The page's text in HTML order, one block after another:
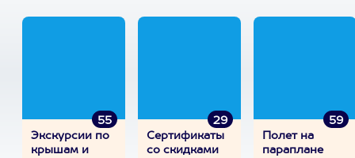
55
Экскурсии по
крышам и
29
Сертификаты
со скидками
59
Полет на
параплане